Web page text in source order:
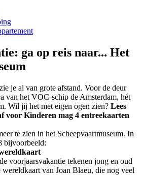
ga op reis naar... Het
je al van grote afstand. Voor de deur
van het VOC-schip de Amsterdam, hét
Wil jij het met eigen ogen zien? Lees
voor Kinderen mag 4 entreekaarten
te zien in het Scheepvaartmuseum. In
bijvoorbeeld:
voorjaarsvakantie tekenen jong en oud
wereldkaart van Joan Blaeu, die nog veel